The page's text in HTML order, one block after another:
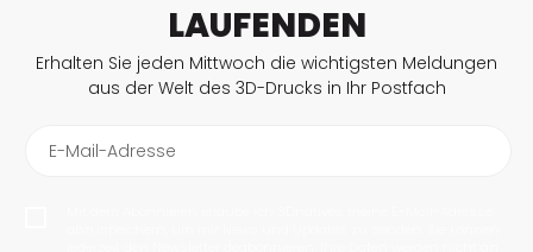
LAUFENDEN
Erhalten Sie jeden Mittwoch die wichtigsten Meldungen
aus der Welt des 3D-Drucks in Ihr Postfach
E-Mail-Adresse